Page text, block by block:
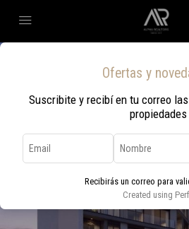
Ofertas y
Suscribite y recibí en tu correo
propiedades
Recibirás un correo para
Created using